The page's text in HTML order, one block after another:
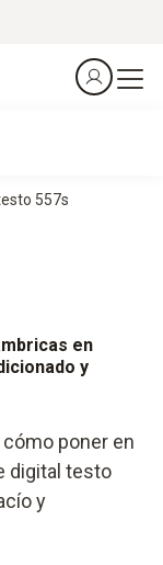
557s
en
y
poner en
digital testo
y